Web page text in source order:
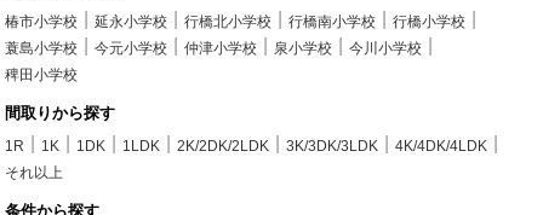
椿市小学校 延永小学校 行橋北小学校 行橋南小学校
行橋小学校
蓑島小学校
今元小学校 仲津小学校 泉小学校
今川小学校
稗田小学校
間取りから探す
1R 1K 1DK 1LDK 2K/2DK/2LDK 3K/3DK/3LDK
4K/4DK/4LDK
それ以上
条件から探す